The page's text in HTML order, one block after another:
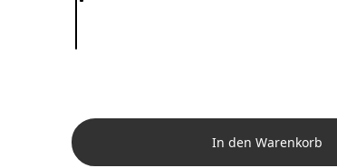
In den Warenkorb